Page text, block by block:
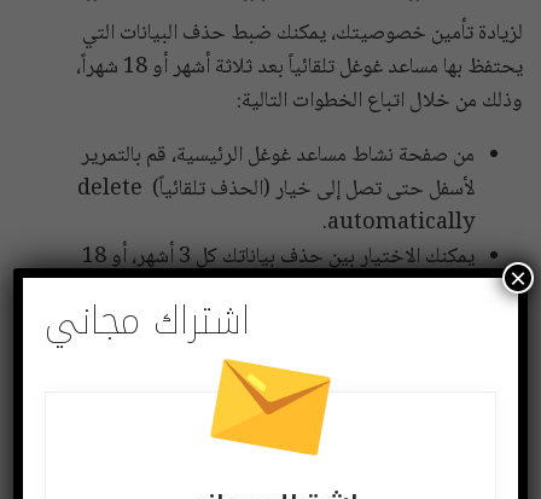
لزيادة تأمين خصوصيتك، يمكنك ضبط حذف البيانات التي
يحتفظ بها مساعد غوغل تلقائياً بعد ثلاثة أشهر أو 18 شهراً،
وذلك من خلال اتباع الخطوات التالية:
من صفحة نشاط مساعد غوغل الرئيسية، قم بالتمرير
لأسفل حتى تصل إلى خيار (الحذف تلقائياً) delete
automatically.
يمكنك الاختيار بين حذف بياناتك كل 3 أشهر، أو 18
سيطلب منك التطبيق تأكيد اختيارك، انتقل إلى أسفل
الصفحة وانقر فوق تأكيد.
اشتراك مجاني
×